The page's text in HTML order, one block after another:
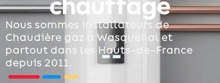
chauffage
Nous sommes installateurs de
Chaudière gaz à Wasquehal et
partout dans les Hauts-de-France
depuis 2011.